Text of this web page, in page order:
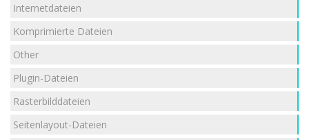
Internetdateien
Komprimierte Dateien
Other
Plugin-Dateien
Rasterbilddateien
Seitenlayout-Dateien